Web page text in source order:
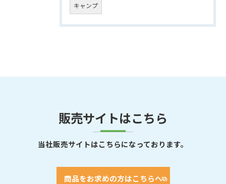
キャンプ
当社販売サイトはこちらになっております。
販売サイトはこちら
商品をお求めの方はこちらへ